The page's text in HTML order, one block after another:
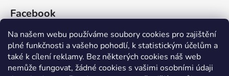
Na našem webu používáme soubory cookies pro zajištění
plné funkčnosti a vašeho pohodlí, k statistickým účelům a
také k cílení reklamy. Bez některých cookies náš web
nemůže fungovat, žádné cookies s vašimi osobními údaji
Facebook